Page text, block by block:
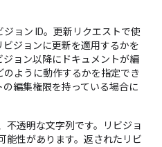
ョン ID。更新リクエストで使
ジョンに更新を適用するかを
ョン以降にドキュメントが編
ように動作するかを指定でき
編集権限を持っている場合に
不透明な文字列です。リビジョ
能性があります。返されたリビ